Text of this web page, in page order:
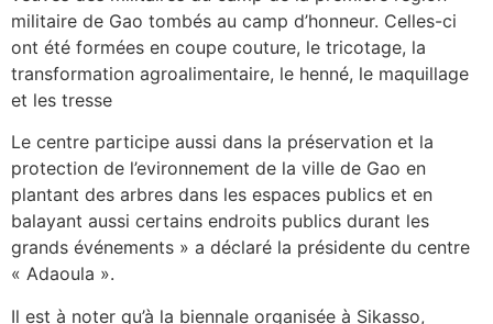
militaire de Gao tombés au camp d’honneur. Celles-ci
ont été formées en coupe couture, le tricotage, la
transformation agroalimentaire, le henné, le maquillage
et les tresse
Le centre participe aussi dans la préservation et la
protection de l’evironnement de la ville de Gao en
plantant des arbres dans les espaces publics et en
balayant aussi certains endroits publics durant les
grands événements » a déclaré la présidente du centre
« Adaoula ».
Il est à noter qu’à la biennale organisée à Sikasso,